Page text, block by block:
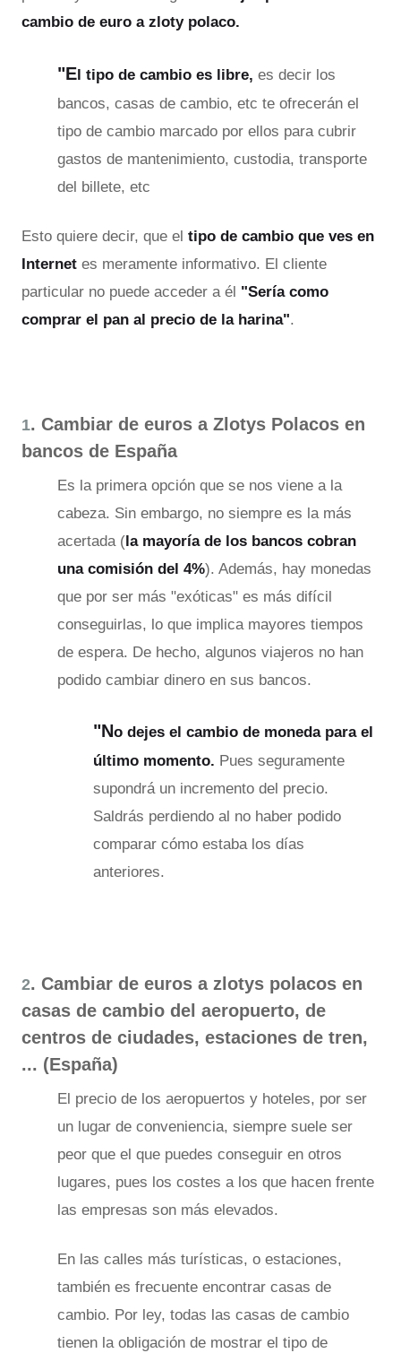
cambio de euro a zloty polaco.
"El tipo de cambio es libre, es decir los
bancos, casas de cambio, etc te ofrecerán el
tipo de cambio marcado por ellos para cubrir
gastos de mantenimiento, custodia, transporte
del billete, etc
Esto quiere decir, que el tipo de cambio que ves en
Internet es meramente informativo. El cliente
particular no puede acceder a él "Sería como
comprar el pan al precio de la harina".
1. Cambiar de euros a Zlotys Polacos en
bancos de España
Es la primera opción que se nos viene a la
cabeza. Sin embargo, no siempre es la más
acertada (la mayoría de los bancos cobran
una comisión del 4%). Además, hay monedas
que por ser más "exóticas" es más difícil
conseguirlas, lo que implica mayores tiempos
de espera. De hecho, algunos viajeros no han
podido cambiar dinero en sus bancos.
"No dejes el cambio de moneda para el
último momento. Pues seguramente
supondrá un incremento del precio.
Saldrás perdiendo al no haber podido
comparar cómo estaba los días
anteriores.
2. Cambiar de euros a zlotys polacos en
casas de cambio del aeropuerto, de
centros de ciudades, estaciones de tren,
... (España)
El precio de los aeropuertos y hoteles, por ser
un lugar de conveniencia, siempre suele ser
peor que el que puedes conseguir en otros
lugares, pues los costes a los que hacen frente
las empresas son más elevados.
En las calles más turísticas, o estaciones,
también es frecuente encontrar casas de
cambio. Por ley, todas las casas de cambio
tienen la obligación de mostrar el tipo de